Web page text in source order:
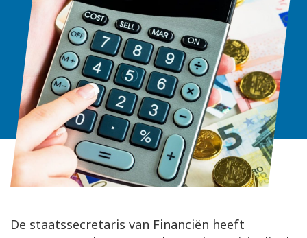
De staatssecretaris van Financiën heeft